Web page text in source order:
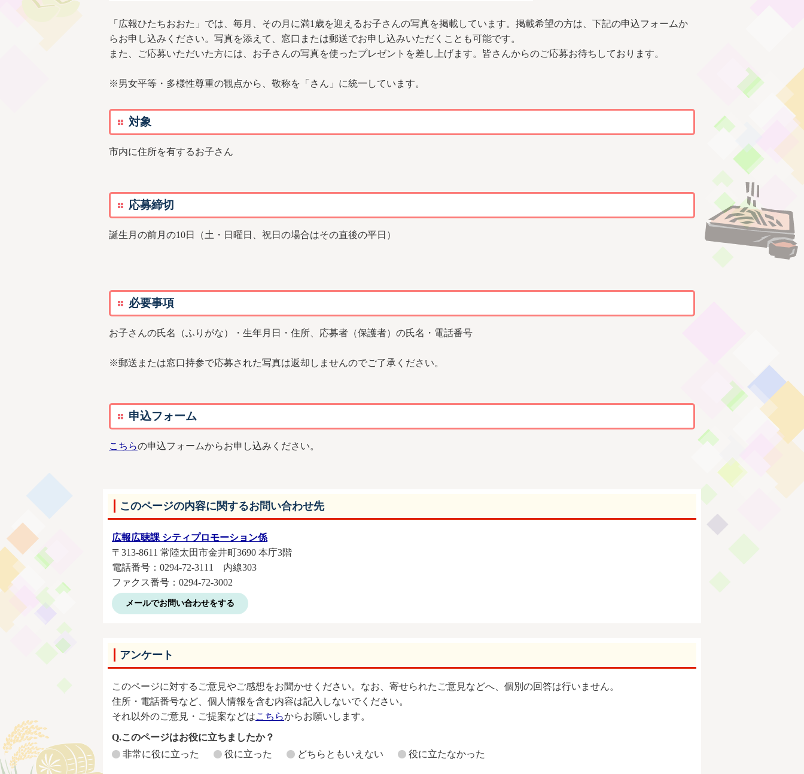
「広報ひたちおおた」では、毎月、その月に満1歳を迎えるお子さんの写真を掲載しています。掲載希望の方は、下記の申込フォームか
らお申し込みください。写真を添えて、窓口または郵送でお申し込みいただくことも可能です。
また、ご応募いただいた方には、お子さんの写真を使ったプレゼントを差し上げます。皆さんからのご応募お待ちしております。
※男女平等・多様性尊重の観点から、敬称を「さん」に統一しています。
対象
市内に住所を有するお子さん
応募締切
誕生月の前月の10日（土・日曜日、祝日の場合はその直後の平日）
必要事項
お子さんの氏名（ふりがな）・生年月日・住所、応募者（保護者）の氏名・電話番号
※郵送または窓口持参で応募された写真は返却しませんのでご了承ください。
申込フォーム
こちらの申込フォームからお申し込みください。
このページの内容に関するお問い合わせ先
広報広聴課 シティプロモーション係
〒313-8611 常陸太田市金井町3690 本庁3階
電話番号：0294-72-3111 内線303
ファクス番号：0294‐72‐3002
メールでお問い合わせをする
アンケート
このページに対するご意見やご感想をお聞かせください。なお、寄せられたご意見などへ、個別の回答は行いません。
住所・電話番号など、個人情報を含む内容は記入しないでください。
それ以外のご意見・ご提案などはこちらからお願いします。
Q.このページはお役に立ちましたか？
非常に役に立った
役に立った どちらともいえない 役に立たなかった